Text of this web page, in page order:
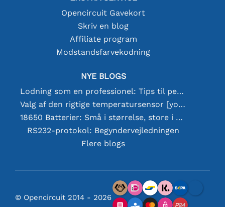
Opencircuit Gavekort
Skriv en blog
Affiliate program
Modstandsfarvekodning
NYE BLOGS
Lodning som en professionel: Tips til perfekte elektroniske forbindelser
Valg af den rigtige temperatursensor [youtube]
18650 Batterier: Små i størrelse, store i ydeevne
RS232-protokol: Begyndervejledningen
Flere blogs
© Opencircuit 2014 - 2026